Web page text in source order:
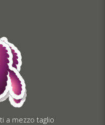
a mezzo taglio